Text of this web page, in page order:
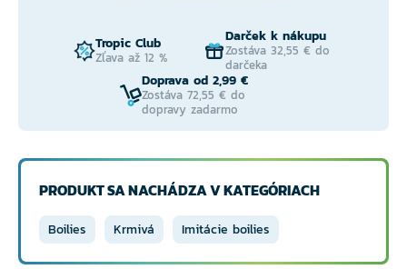
Tropic Club
Zľava až 12 %
Darček k nákupu
Zostáva 32,55 € do
darčeka
Doprava od 2,99 €
Zostáva 72,55 € do
dopravy zadarmo
PRODUKT SA NACHÁDZA V KATEGÓRIACH
Boilies Krmivá Imitácie boilies